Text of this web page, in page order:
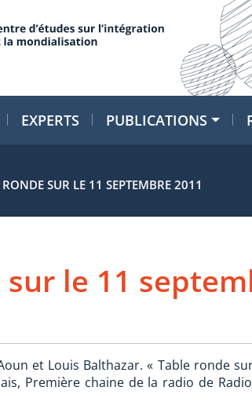
EXPERTS PUBLICATIONS
SUR LE 11 SEPTEMBRE 2011
le 11
et Louis Balthazar. « Table ronde
Première chaine de la radio de